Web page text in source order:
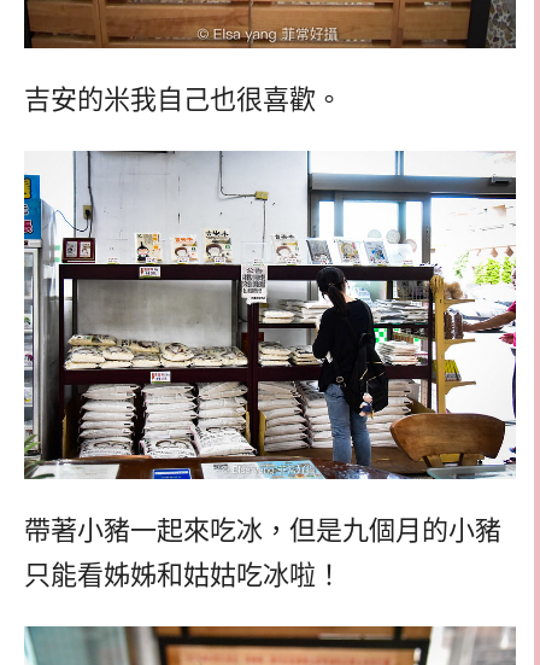
吉安的米我自己也很喜歡。
帶著小豬一起來吃冰，但是九個月的小豬
只能看姊姊和姑姑吃冰啦！